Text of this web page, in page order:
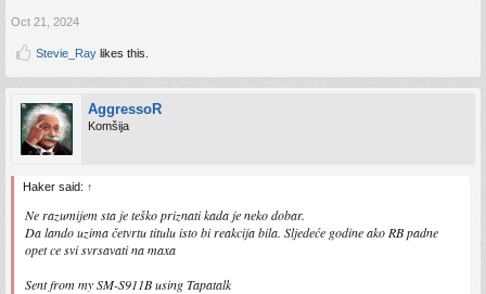
Oct 21, 2024
Stevie_Ray likes this.
AggressoR
Komšija
Haker said: ↑
Ne razumijem sta je teško priznati kada je neko dobar.
Da lando uzima četvrtu titulu isto bi reakcija bila. Sljedeće godine ako RB padne
opet ce svi svrsavati na maxa
Sent from my SM-S911B using Tapatalk